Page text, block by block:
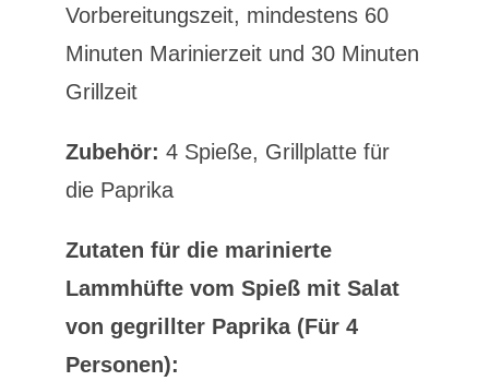
Vorbereitungszeit, mindestens 60
Minuten Marinierzeit und 30 Minuten
Grillzeit
Zubehör: 4 Spieße, Grillplatte für
die Paprika
Zutaten für die marinierte
Lammhüfte vom Spieß mit Salat
von gegrillter Paprika (Für 4
Personen):